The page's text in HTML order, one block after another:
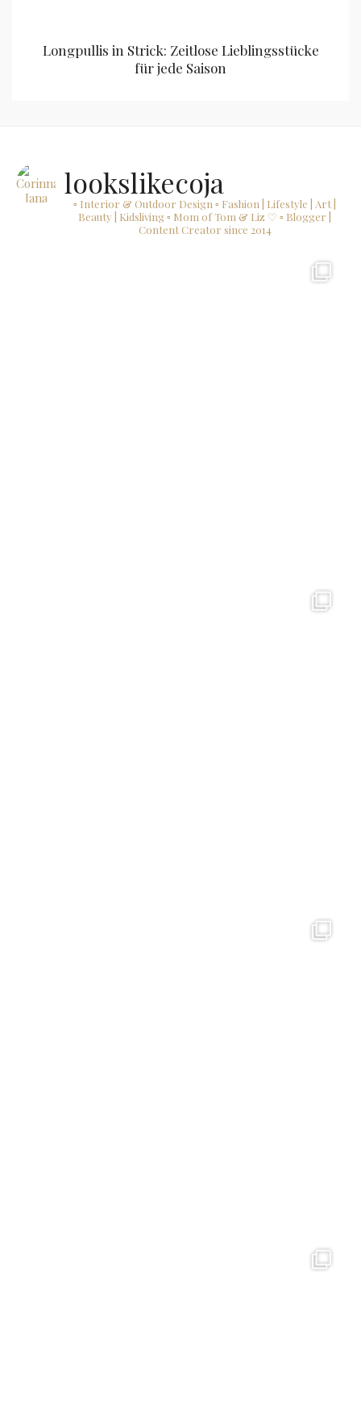
Longpullis in Strick: Zeitlose Lieblingsstücke
für jede Saison
lookslikecoja
▫ Interior & Outdoor Design ▫ Fashion | Lifestyle | Art |
Beauty | Kidsliving▫ Mom of Tom & Liz ♡ ▫ Blogger |
Content Creator since 2014